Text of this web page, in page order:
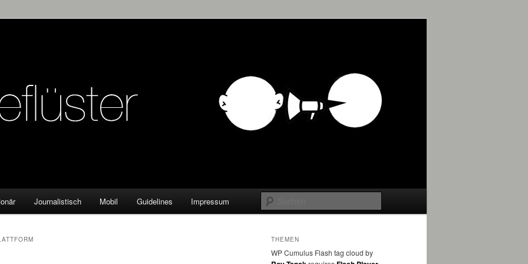
Journalistisch Mobil Guidelines Impressum
THEMEN
WP Cumulus Flash tag cloud by